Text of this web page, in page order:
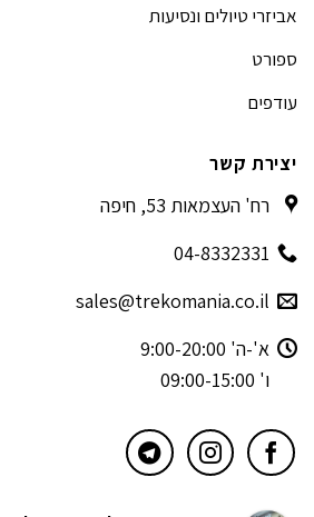
אביזרי טיולים ונסיעות
ספורט
עודפים
יצירת קשר
רח' העצמאות 53, חיפה
04-8332331
sales@trekomania.co.il
א'-ה' 9:00-20:00
ו' 09:00-15:00